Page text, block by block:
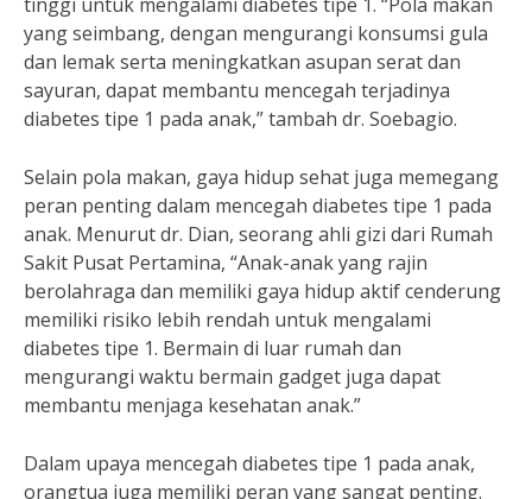
yang seimbang, dengan mengurangi konsumsi gula
dan lemak serta meningkatkan asupan serat dan
sayuran, dapat membantu mencegah terjadinya
diabetes tipe 1 pada anak,” tambah dr. Soebagio.
Selain pola makan, gaya hidup sehat juga memegang
peran penting dalam mencegah diabetes tipe 1 pada
anak. Menurut dr. Dian, seorang ahli gizi dari Rumah
Sakit Pusat Pertamina, “Anak-anak yang rajin
berolahraga dan memiliki gaya hidup aktif cenderung
memiliki risiko lebih rendah untuk mengalami
diabetes tipe 1. Bermain di luar rumah dan
mengurangi waktu bermain gadget juga dapat
membantu menjaga kesehatan anak.”
Dalam upaya mencegah diabetes tipe 1 pada anak,
orangtua juga memiliki peran yang sangat penting.